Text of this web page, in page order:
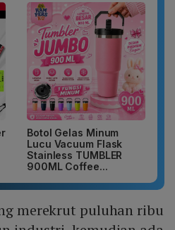
Botol Gelas Minum
Lucu Vacuum Flask
Stainless TUMBLER
900ML Coffee...
merekrut puluhan ribu